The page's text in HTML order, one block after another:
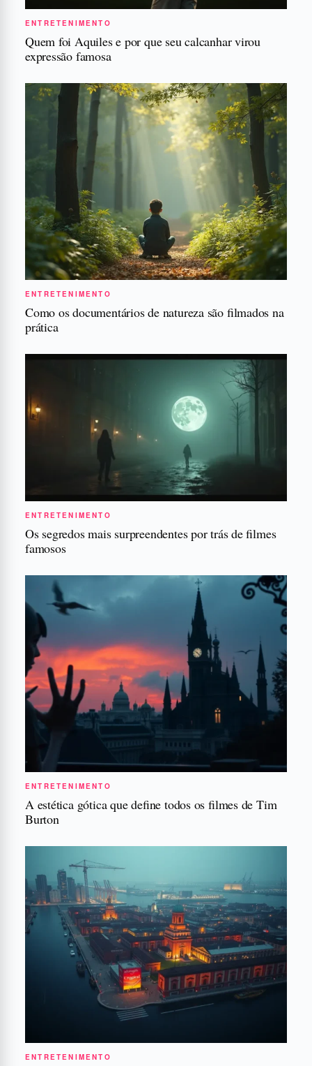
ENTRETENIMENTO
Quem foi Aquiles e por que seu calcanhar virou
expressão famosa
ENTRETENIMENTO
Como os documentários de natureza são filmados na
prática
ENTRETENIMENTO
Os segredos mais surpreendentes por trás de filmes
famosos
ENTRETENIMENTO
A estética gótica que define todos os filmes de Tim
Burton
ENTRETENIMENTO